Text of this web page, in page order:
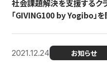
社会課題解決を支援するク
「GIVING100 by Yogibo」
2021.12.24 お知らせ